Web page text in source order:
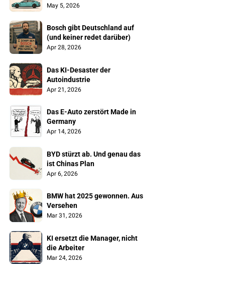
May 5, 2026
Bosch gibt Deutschland auf
(und keiner redet darüber)
Apr 28, 2026
Das KI-Desaster der
Autoindustrie
Apr 21, 2026
Das E-Auto zerstört Made in
Germany
Apr 14, 2026
BYD stürzt ab. Und genau das
ist Chinas Plan
Apr 6, 2026
BMW hat 2025 gewonnen. Aus
Versehen
Mar 31, 2026
KI ersetzt die Manager, nicht
die Arbeiter
Mar 24, 2026